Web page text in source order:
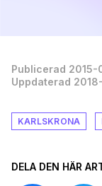
Publicerad
Uppdaterad
KARLSKRONA
DELA DEN HÄR